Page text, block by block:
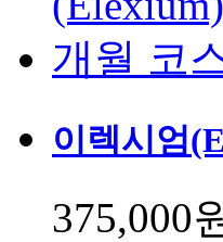
이렉시엄
375,000